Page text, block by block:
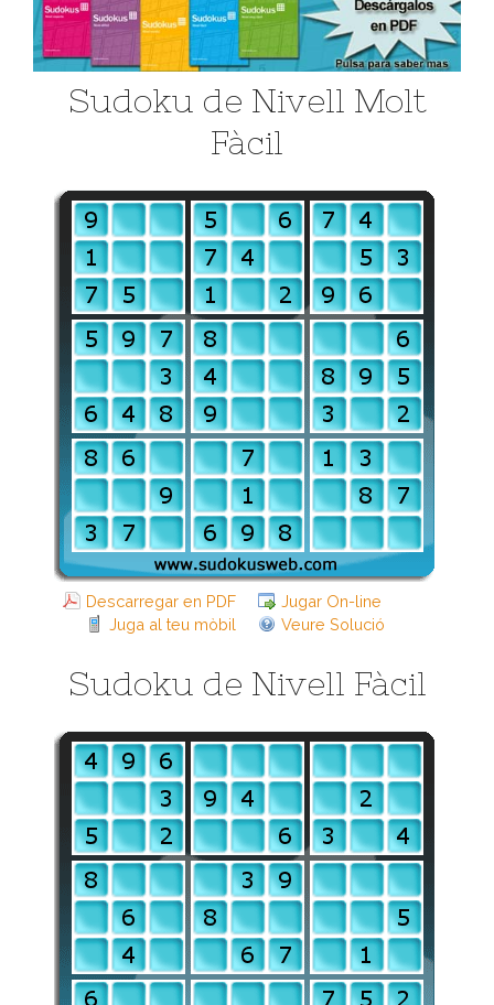
Sudoku de Nivell Molt
Fàcil
Descarregar en PDF
Jugar On-line
Juga al teu mòbil
Veure Solució
Sudoku de Nivell Fàcil